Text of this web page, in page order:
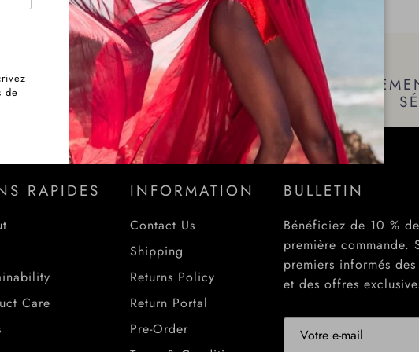
ACHETEZ MAINTENANT,
PAYEZ PLUS TARD
RAPIDES
Care
INFORMATION
Contact Us
Shipping
Returns Policy
Return Portal
Pre-Order
BULLETIN
Bénéficiez de 10 %
première commande.
premiers informés
et des offres
de